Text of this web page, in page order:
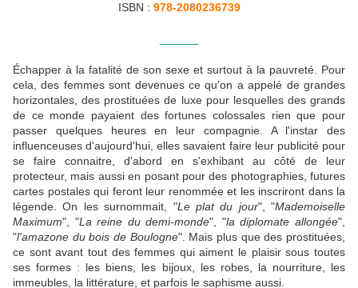
ISBN : 978-2080236739
Échapper à la fatalité de son sexe et surtout à la pauvreté. Pour
cela, des femmes sont devenues ce qu'on a appelé de grandes
horizontales, des prostituées de luxe pour lesquelles des grands
de ce monde payaient des fortunes colossales rien que pour
passer quelques heures en leur compagnie. A l'instar des
influenceuses d'aujourd'hui, elles savaient faire leur publicité pour
se faire connaitre, d'abord en s'exhibant au côté de leur
protecteur, mais aussi en posant pour des photographies, futures
cartes postales qui feront leur renommée et les inscriront dans la
légende. On les surnommait, "Le plat du jour", "Mademoiselle
Maximum", "La reine du demi-monde", "la diplomate allongée",
"l'amazone du bois de Boulogne". Mais plus que des prostituées,
ce sont avant tout des femmes qui aiment le plaisir sous toutes
ses formes : les biens, les bijoux, les robes, la nourriture, les
immeubles, la littérature, et parfois le saphisme aussi.